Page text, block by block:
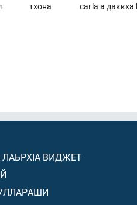
сагlа а даккха
тхона
ВИДЖЕТ